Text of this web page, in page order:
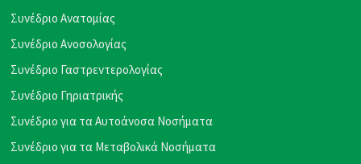
Συνέδριο Ανατομίας
Συνέδριο Ανοσολογίας
Συνέδριο Γαστρεντερολογίας
Συνέδριο Γηριατρικής
Συνέδριο για τα Αυτοάνοσα Νοσήματα
Συνέδριο για τα Μεταβολικά Νοσήματα